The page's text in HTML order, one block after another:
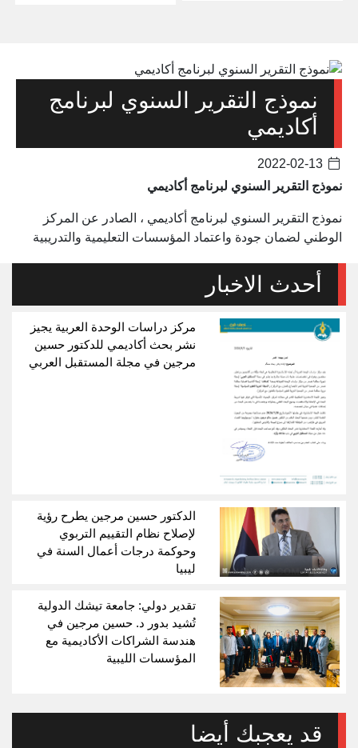
نموذج التقرير السنوي لبرنامج
أكاديمي
نموذج التقرير السنوي لبرنامج أكاديمي
نموذج التقرير السنوي لبرنامج أكاديمي ، الصادر عن المركز
الوطني لضمان جودة واعتماد المؤسسات التعليمية والتدريبية
أحدث الاخبار
مركز دراسات الوحدة العربية يجيز
نشر بحث أكاديمي للدكتور حسين
مرجين في مجلة المستقبل العربي
الدكتور حسين مرجين يطرح رؤية
لإصلاح نظام التقييم التربوي
وحوكمة درجات أعمال السنة في
ليبيا
تقدير دولي: جامعة تيشك الدولية
تُشيد بدور د. حسين مرجين في
هندسة الشراكات الأكاديمية مع
المؤسسات الليبية
قد يعجبك أيضا